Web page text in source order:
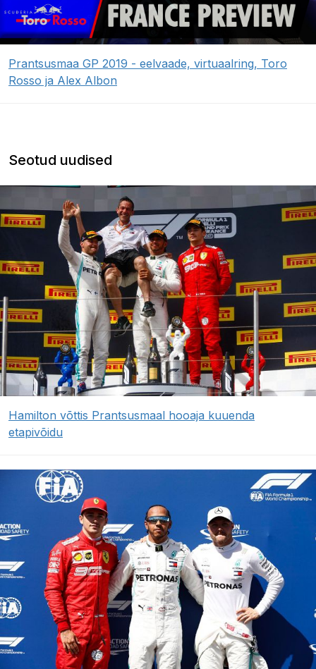
Prantsusmaa GP 2019 - eelvaade, virtuaalring, Toro
Rosso ja Alex Albon
Seotud uudised
Hamilton võttis Prantsusmaal hooaja kuuenda
etapivõidu